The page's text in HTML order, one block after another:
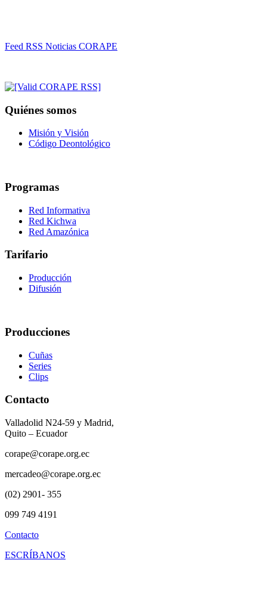
Feed RSS Noticias CORAPE
Quiénes somos
Misión y Visión
Código Deontológico
Programas
Red Informativa
Red Kichwa
Red Amazónica
Tarifario
Producción
Difusión
Producciones
Cuñas
Series
Clips
Contacto
Valladolid N24-59 y Madrid,
Quito – Ecuador
corape@corape.org.ec
mercadeo@corape.org.ec
(02) 2901- 355
099 749 4191
Contacto
ESCRÍBANOS